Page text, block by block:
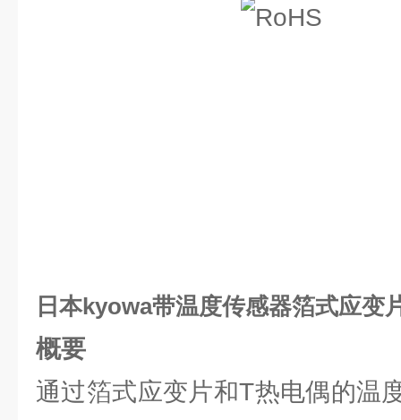
日本kyowa带温度传感器箔式应变
概要
通过箔式应变片和T热电偶的温